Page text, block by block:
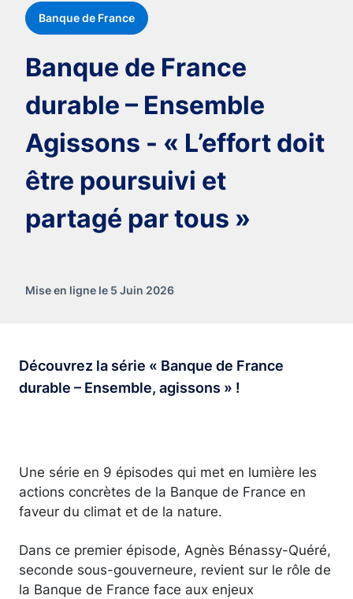
Banque de France
Banque de France
durable – Ensemble
Agissons - « L’effort doit
être poursuivi et
partagé par tous »
Mise en ligne le 5 Juin 2026
Découvrez la série « Banque de France
durable – Ensemble, agissons » !
Une série en 9 épisodes qui met en lumière les
actions concrètes de la Banque de France en
faveur du climat et de la nature.
Dans ce premier épisode, Agnès Bénassy-Quéré,
seconde sous-gouverneure, revient sur le rôle de
la Banque de France face aux enjeux